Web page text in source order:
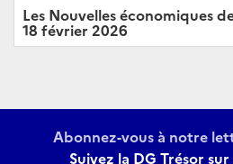
Les Nouvelles économiques
18 février 2026
Abonnez-vous à notre
Suivez la DG Trésor sur